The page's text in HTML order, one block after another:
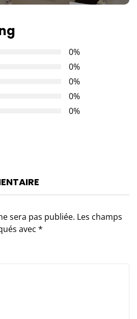
0%
0%
0%
0%
0%
sera pas publiée. Les champs
avec *